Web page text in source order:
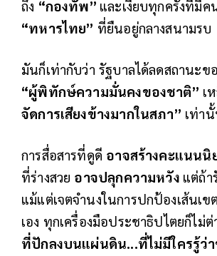
ถึง “กองทัพ” และเงียบทุกครั้งที่มี
“ทหารไทย” ที่ยืนอยู่กลางสนามรบ
มันก็เท่ากับว่า รัฐบาลได้ลดสถานะขอ
“ผู้พิทักษ์ความมั่นคงของชาติ” เ
จัดการเสียงข้างมากในสภา” เท่านั้
การสื่อสารที่ดูดี อาจสร้างคะแนน
ที่ร่างสวย อาจปลุกความหวัง แต่ถ้า
แม้แต่เจตจำนงในการปกป้องเส้นเ
เอง ทุกเครื่องมือประชาธิปไตยก็ไม่ต่
ที่ปักลงบนแผ่นดิน...ที่ไม่มีใครรู้ว่